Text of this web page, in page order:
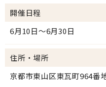
開催日程
6月10日～6月30日
住所・場所
京都市東山区東瓦町964番